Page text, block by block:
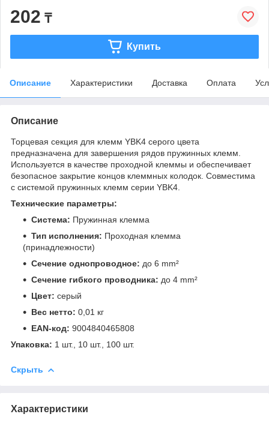
202 ₸
Купить
Описание Характеристики Доставка Оплата
Описание
Торцевая секция для клемм YBK4 серого цвета
предназначена для завершения рядов пружинных клемм.
Используется в качестве проходной клеммы и обеспечивает
безопасное закрытие концов клеммных колодок. Совместима
с системой пружинных клемм серии YBK4.
Технические параметры:
Система: Пружинная клемма
Тип исполнения: Проходная клемма
(принадлежности)
Сечение однопроводное: до 6 mm²
Сечение гибкого проводника: до 4 mm²
Цвет: серый
Вес нетто: 0,01 кг
EAN-код: 9004840465808
Упаковка: 1 шт., 10 шт., 100 шт.
Скрыть
Характеристики